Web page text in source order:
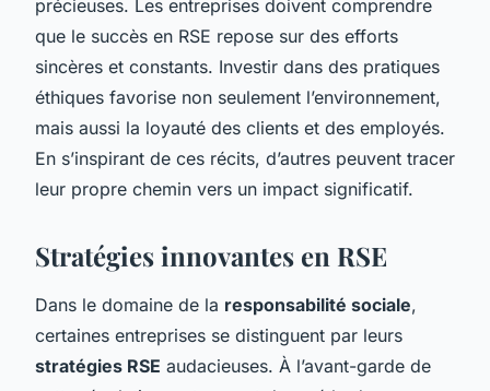
précieuses. Les entreprises doivent comprendre
que le succès en RSE repose sur des efforts
sincères et constants. Investir dans des pratiques
éthiques favorise non seulement l’environnement,
mais aussi la loyauté des clients et des employés.
En s’inspirant de ces récits, d’autres peuvent tracer
leur propre chemin vers un impact significatif.
Stratégies innovantes en RSE
Dans le domaine de la responsabilité sociale,
certaines entreprises se distinguent par leurs
stratégies RSE audacieuses. À l’avant-garde de